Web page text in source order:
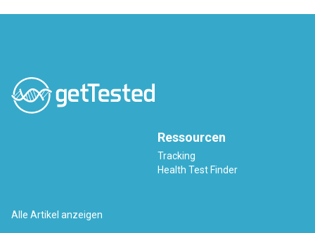
Ressourcen
Tracking
Health Test Finder
Alle Artikel anzeigen